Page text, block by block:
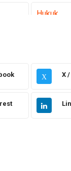
Hukuk
X X